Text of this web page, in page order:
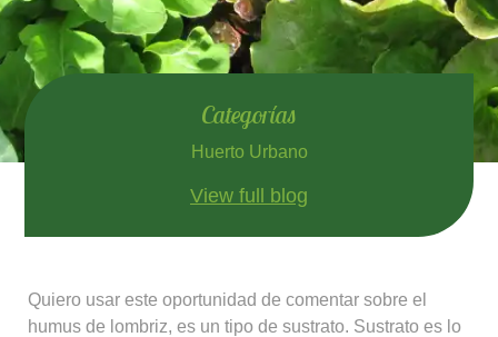
Categorías
Huerto Urbano
View full blog
Quiero usar este oportunidad de comentar sobre el
humus de lombriz, es un tipo de sustrato. Sustrato es lo